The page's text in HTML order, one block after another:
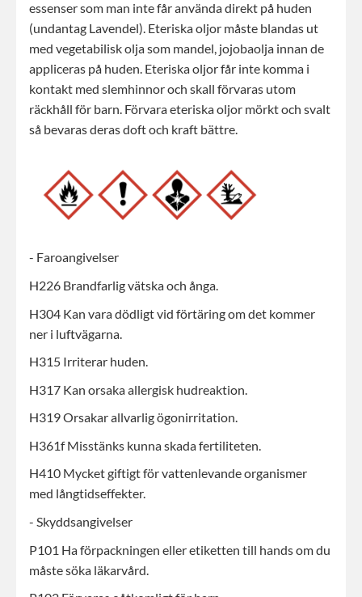
essenser som man inte får använda direkt på huden
(undantag Lavendel). Eteriska oljor måste blandas ut
med vegetabilisk olja som mandel, jojobaolja innan de
appliceras på huden. Eteriska oljor får inte komma i
kontakt med slemhinnor och skall förvaras utom
räckhåll för barn. Förvara eteriska oljor mörkt och svalt
så bevaras deras doft och kraft bättre.
- Faroangivelser
H226 Brandfarlig vätska och ånga.
H304 Kan vara dödligt vid förtäring om det kommer
ner i luftvägarna.
H315 Irriterar huden.
H317 Kan orsaka allergisk hudreaktion.
H319 Orsakar allvarlig ögonirritation.
H361f Misstänks kunna skada fertiliteten.
H410 Mycket giftigt för vattenlevande organismer
med långtidseffekter.
- Skyddsangivelser
P101 Ha förpackningen eller etiketten till hands om du
måste söka läkarvård.